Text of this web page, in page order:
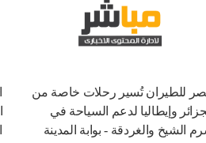
للطيران تُسير رحلات خاصة من
وإيطاليا لدعم السياحة في
الشيخ والغردقة - بوابة المدينة